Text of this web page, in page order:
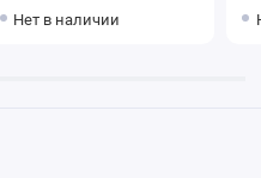
Нет в наличии